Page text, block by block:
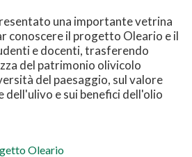
una importante vetrina
conoscere il progetto Oleario e il
e docenti, trasferendo
del patrimonio olivicolo
del paesaggio, sul valore
dell'ulivo e sui benefici dell'olio
Oleario